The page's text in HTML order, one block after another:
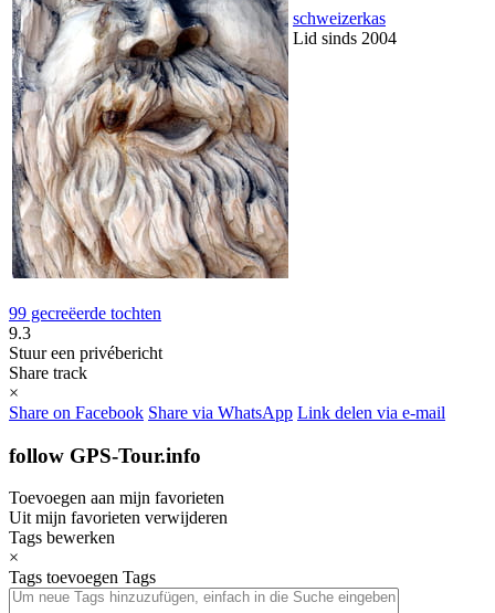
schweizerkas
Lid sinds 2004
99 gecreëerde tochten
9.3
Stuur een privébericht
Share track
×
Share on Facebook Share via WhatsApp Link delen via e-mail
follow GPS-Tour.info
Toevoegen aan mijn favorieten
Uit mijn favorieten verwijderen
Tags bewerken
×
Tags toevoegen Tags